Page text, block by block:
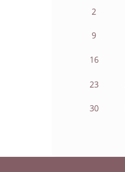
2
9
16
23
30